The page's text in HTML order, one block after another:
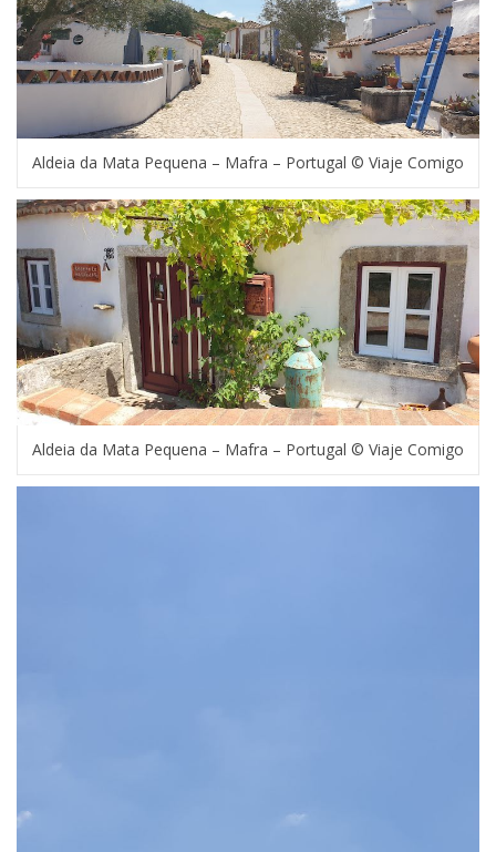
Aldeia da Mata Pequena – Mafra – Portugal © Viaje Comigo
Aldeia da Mata Pequena – Mafra – Portugal © Viaje Comigo